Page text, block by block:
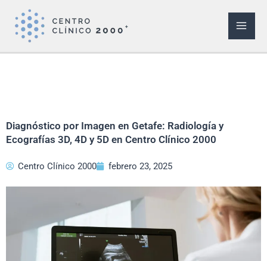
contenido
Diagnóstico por Imagen en Getafe: Radiología y
Ecografías 3D, 4D y 5D en Centro Clínico 2000
Centro Clínico 2000 febrero 23, 2025